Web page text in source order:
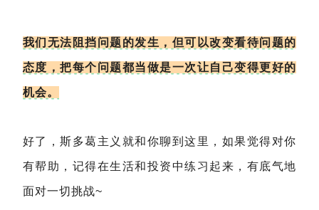
我们无法阻挡问题的发生，但可以改变看待问题的
态度，把每个问题都当做是一次让自己变得更好的
机会。
好了，斯多葛主义就和你聊到这里，如果觉得对你
有帮助，记得在生活和投资中练习起来，有底气地
面对一切挑战~